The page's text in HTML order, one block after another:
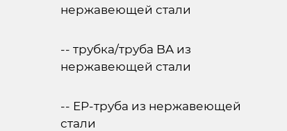
нержавеющей стали
-- трубка/труба BA из
нержавеющей стали
-- EP-труба из нержавеющей
стали